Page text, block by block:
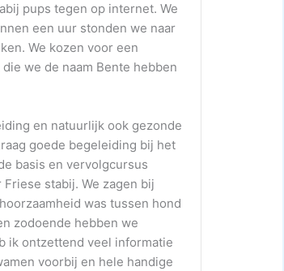
pups tegen op internet. We
een uur stonden we naar
We kozen voor een
we de naam Bente hebben
en natuurlijk ook gezonde
goede begeleiding bij het
basis en vervolgcursus
stabij. We zagen bij
was tussen hond
zodoende hebben we
ik ontzettend veel informatie
voorbij en hele handige